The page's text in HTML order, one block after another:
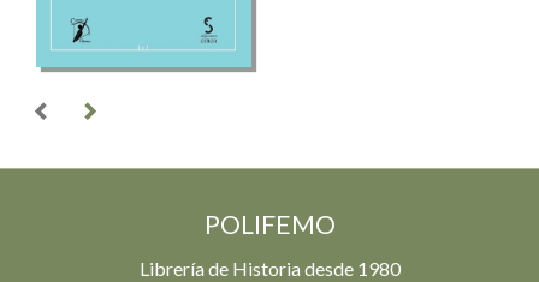
POLIFEMO
Librería de Historia desde 1980